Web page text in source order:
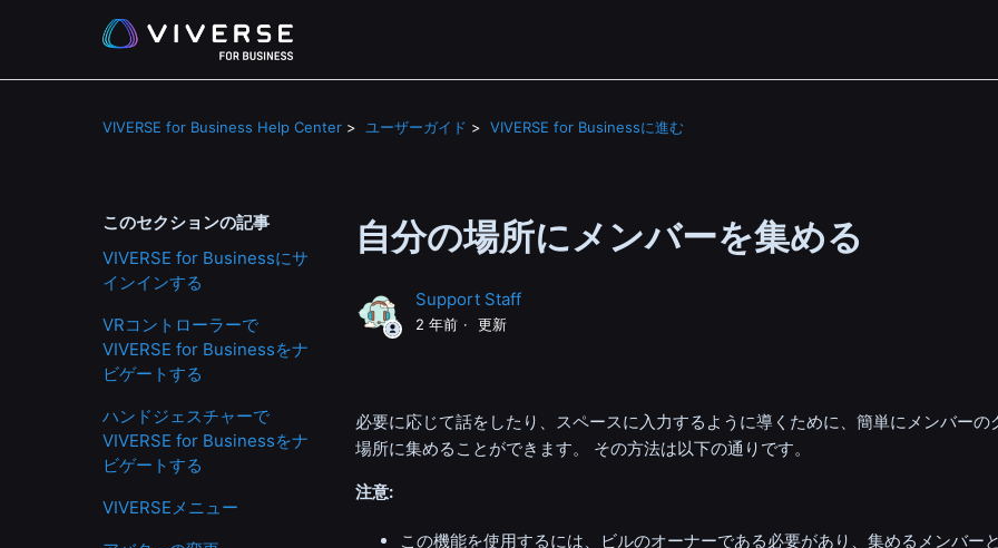
VIVERSE for Business Help Center ユーザーガイド VIVERSE for Businessに進む
このセクションの記事
VIVERSE for Businessにサ
インインする
VRコントローラーで
VIVERSE for Businessをナ
ビゲートする
ハンドジェスチャーで
VIVERSE for Businessをナ
ビゲートする
VIVERSEメニュー
自分の場所にメンバーを集める
Support Staff
2 年前 更新
必要に応じて話をしたり、スペースに入力するように導くために、簡単にメンバーの
場所に集めることができます。 その方法は以下の通りです。
注意:
この機能を使用するには、ビルのオーナーである必要があり、集めるメンバー